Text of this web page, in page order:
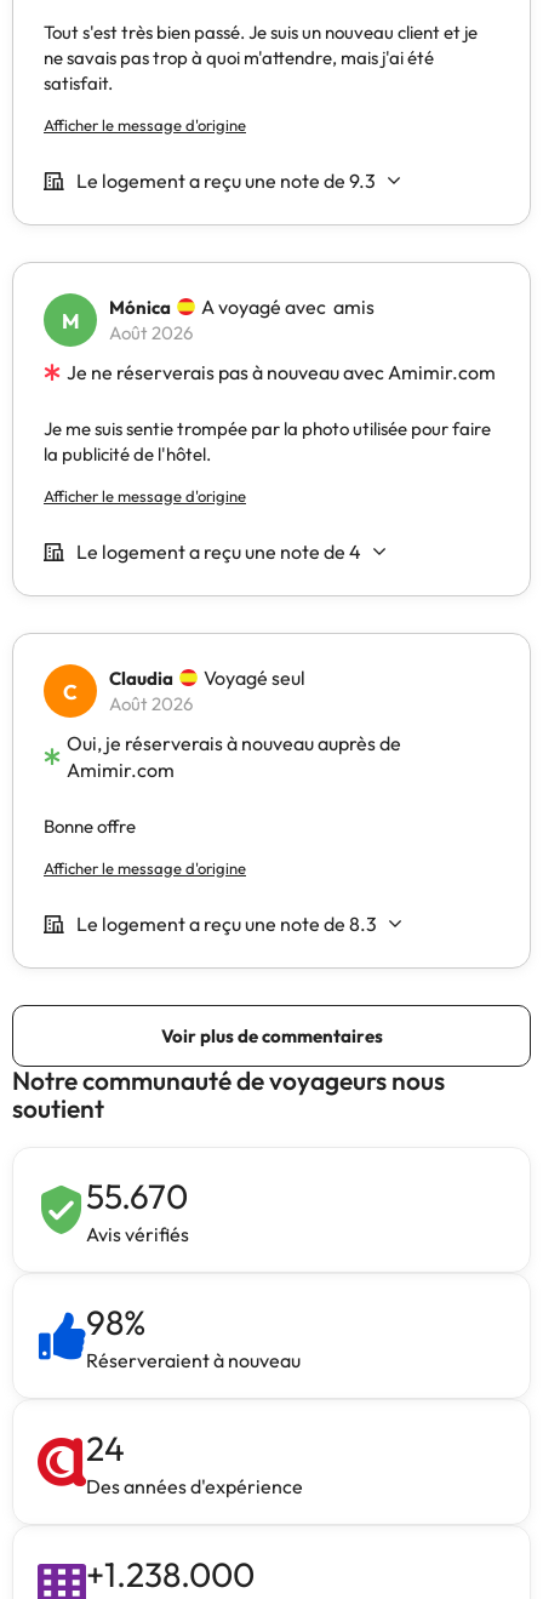
Notre communauté de voyageurs nous
soutient
55.670
Avis vérifiés
98%
Réserveraient à nouveau
24
Des années d'expérience
+1.238.000